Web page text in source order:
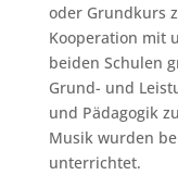
oder Grundkurs
Kooperation mit
beiden Schulen
Grund- und
und Pädagogik
Musik wurden
unterrichtet.